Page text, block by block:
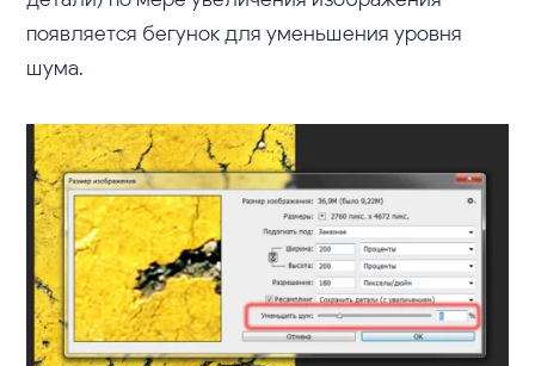
появляется бегунок для уменьшения уровня
шума.